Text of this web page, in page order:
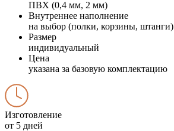
ПВХ (0,4 мм, 2 мм)
Внутреннее наполнение
на выбор (полки, корзины, штанги)
Размер
индивидуальный
Цена
указана за базовую комплектацию
Изготовление
от 5 дней